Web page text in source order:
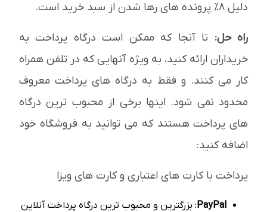
دلیل 8٪ پرونده های رها شدن از سبد خرید است.
راه حل: تا آنجا که ممکن است درگاه پرداخت به
خریداران ارائه کنید، به ویژه آنهایی که در تلفن همراه
کار می کنند. و فقط به درگاه های پرداخت معروف
محدود نمی شود. اینها برخی از محبوب ترین درگاه
های پرداخت هستند که می توانید به فروشگاه خود
اضافه کنید:
پرداخت با کارت های اعتباری و کارت های ویزا
PayPal: بزرگترین و محبوب ترین درگاه پرداخت آنلاین